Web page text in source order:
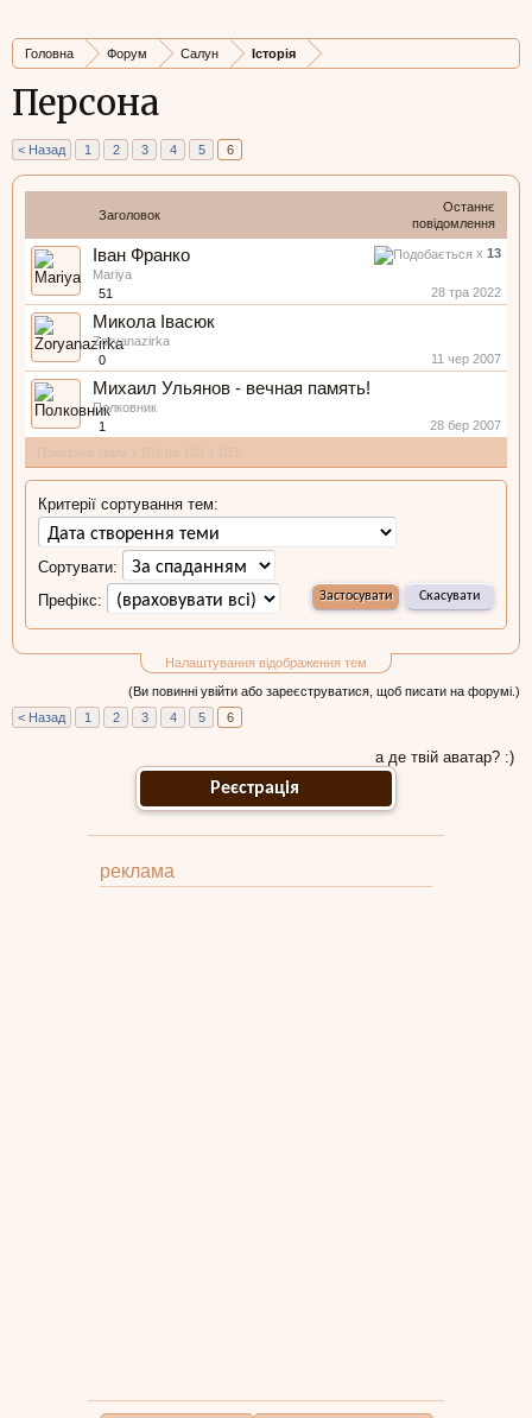
Головна Форум Салун Історія
Персона
< Назад 1 2 3 4 5 6
Заголовок
Останнє
повідомлення
x 13
Іван Франко
Mariya
51
28 тра 2022
Микола Івасюк
Zoryanazirka
0
11 чер 2007
Михаил Ульянов - вечная память!
Полковник
1
28 бер 2007
Налаштування відображення тем
Критерії сортування тем:
Сортувати:
Префікс:
(Ви повинні увійти або зареєструватися, щоб писати на форумі.)
< Назад
1 2 3 4 5 6
а де твій аватар? :)
Реєстрація
реклама